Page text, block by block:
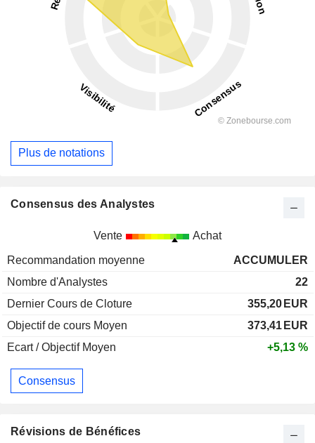
Plus de notations
Consensus des Analystes
Vente Achat
Recommandation moyenne
ACCUMULER
Nombre d'Analystes
22
Dernier Cours de Cloture
355,20 EUR
Objectif de cours Moyen
373,41 EUR
Ecart / Objectif Moyen
+5,13 %
Consensus
Révisions de Bénéfices